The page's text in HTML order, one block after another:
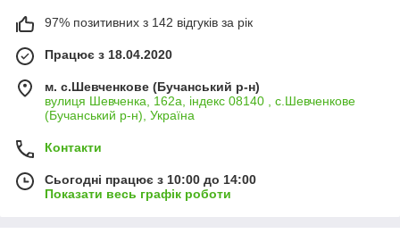
97% позитивних з 142 відгуків за рік
Працює з 18.04.2020
м. с.Шевченкове (Бучанський р-н)
вулиця Шевченка, 162а, індекс 08140 , с.Шевченкове
(Бучанський р-н), Україна
Контакти
Сьогодні працює з 10:00 до 14:00
Показати весь графік роботи